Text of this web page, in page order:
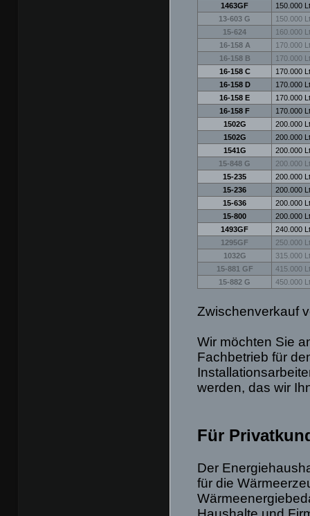
1463GF
150.000
13-603 G
150.000
15-624
160.000
16-158 A
170.000
16-158 B
170.000
16-158 C
170.000
16-158 D
170.000
16-158 E
170.000
16-158 F
170.000
1502G
200.000
1502G
200.000
1541G
200.000
15-848 G
200.000
15-235
200.000
15-236
200.000
15-636
200.000
15-800
200.000
1493GF
240.000
1295GF
250.000
1032G
315.000
15-881 GF
415.000
15-882 G
450.000
Zwischenverkauf
Wir möchten Sie
Fachbetrieb für
werden, das wir
Für
Der
für die